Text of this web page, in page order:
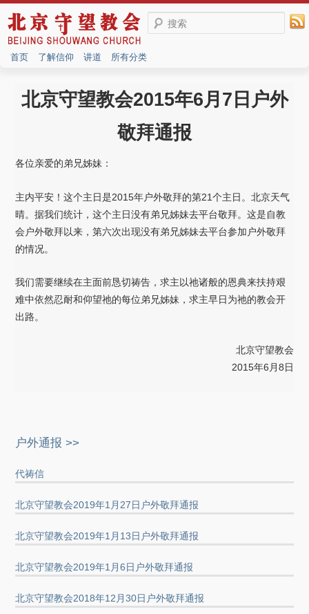
搜索
首页 了解信仰 讲道 所有分类
北京守望教会2015年6月7日户外
敬拜通报
各位亲爱的弟兄姊妹：
主内平安！这个主日是2015年户外敬拜的第21个主日。北京天气
晴。据我们统计，这个主日没有弟兄姊妹去平台敬拜。这是自教
会户外敬拜以来，第六次出现没有弟兄姊妹去平台参加户外敬拜
的情况。
我们需要继续在主面前恳切祷告，求主以祂诸般的恩典来扶持艰
难中依然忍耐和仰望祂的每位弟兄姊妹，求主早日为祂的教会开
出路。
北京守望教会
2015年6月8日
户外通报 >>
代祷信
北京守望教会2019年1月27日户外敬拜通报
北京守望教会2019年1月13日户外敬拜通报
北京守望教会2019年1月6日户外敬拜通报
北京守望教会2018年12月30日户外敬拜通报